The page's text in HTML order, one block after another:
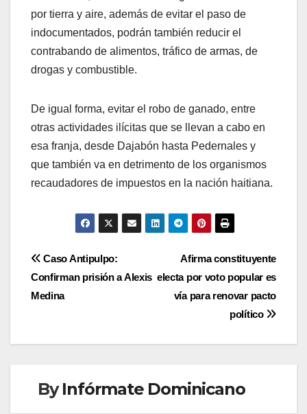
por tierra y aire, además de evitar el paso de
indocumentados, podrán también reducir el
contrabando de alimentos, tráfico de armas, de
drogas y combustible.
De igual forma, evitar el robo de ganado, entre
otras actividades ilícitas que se llevan a cabo en
esa franja, desde Dajabón hasta Pedernales y
que también va en detrimento de los organismos
recaudadores de impuestos en la nación haitiana.
Navegación
de
Afirma constituyente
electa por voto popular es
vía para renovar pacto
político
Caso Antipulpo:
Confirman prisión a Alexis
Medina
ByInfórmate Dominicano